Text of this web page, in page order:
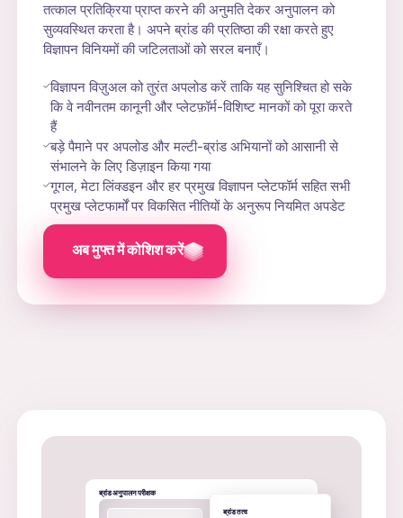
तत्काल प्रतिक्रिया प्राप्त करने की अनुमति देकर अनुपालन को
सुव्यवस्थित करता है। अपने ब्रांड की प्रतिष्ठा की रक्षा करते हुए
विज्ञापन विनियमों की जटिलताओं को सरल बनाएँ।
विज्ञापन विज़ुअल को तुरंत अपलोड करें ताकि यह सुनिश्चित हो सके
कि वे नवीनतम कानूनी और प्लेटफ़ॉर्म-विशिष्ट मानकों को पूरा करते
हैं
बड़े पैमाने पर अपलोड और मल्टी-ब्रांड अभियानों को आसानी से
संभालने के लिए डिज़ाइन किया गया
गूगल, मेटा लिंक्डइन और हर प्रमुख विज्ञापन प्लेटफॉर्म सहित सभी
प्रमुख प्लेटफार्मों पर विकसित नीतियों के अनुरूप नियमित अपडेट
अब मुफ्त में कोशिश करें
ब्रांड अनुपालन परीक्षक
ब्रांड तत्व